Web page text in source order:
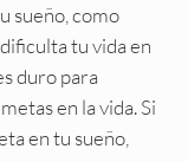
sueño, como
tu vida en
duro para
en la vida. Si
en tu sueño,